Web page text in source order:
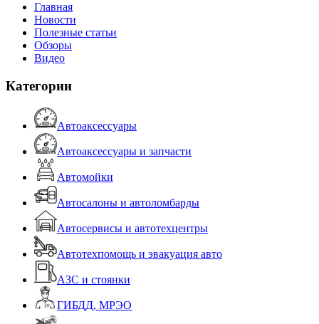
Главная
Новости
Полезные статьи
Обзоры
Видео
Категории
Автоаксессуары
Автоаксессуары и запчасти
Автомойки
Автосалоны и автоломбарды
Автосервисы и автотехцентры
Автотехпомощь и эвакуация авто
АЗС и стоянки
ГИБДД, МРЭО